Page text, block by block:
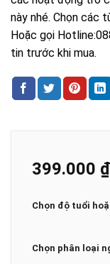
này nhé. Chọn các
Hoặc gọi
tin trước khi mua.
399.000 ₫
Chọn độ tuổi
Chọn phân loại